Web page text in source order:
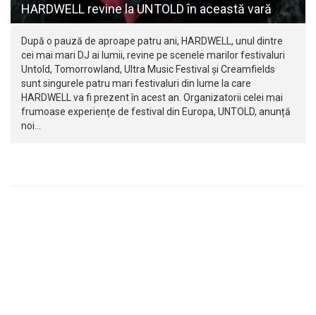
HARDWELL revine la UNTOLD în această vară
După o pauză de aproape patru ani, HARDWELL, unul dintre
cei mai mari DJ ai lumii, revine pe scenele marilor festivaluri
Untold, Tomorrowland, Ultra Music Festival și Creamfields
sunt singurele patru mari festivaluri din lume la care
HARDWELL va fi prezent în acest an. Organizatorii celei mai
frumoase experiențe de festival din Europa, UNTOLD, anunță
noi…